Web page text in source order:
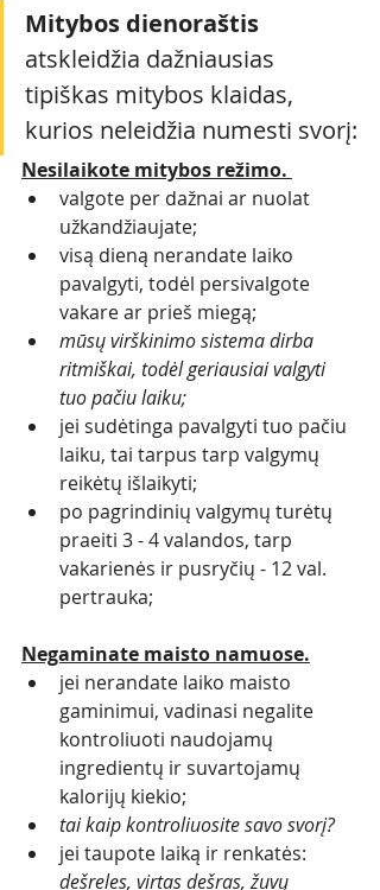
Mitybos dienoraštis
atskleidžia dažniausias
tipiškas mitybos klaidas,
kurios neleidžia numesti svorį:
Nesilaikote mitybos režimo.
valgote per dažnai ar nuolat
užkandžiaujate;
visą dieną nerandate laiko
pavalgyti, todėl persivalgote
vakare ar prieš miegą;
mūsų virškinimo sistema dirba
ritmiškai, todėl geriausiai valgyti
tuo pačiu laiku;
jei sudėtinga pavalgyti tuo pačiu
laiku, tai tarpus tarp valgymų
reikėtų išlaikyti;
po pagrindinių valgymų turėtų
praeiti 3 - 4 valandos, tarp
vakarienės ir pusryčių - 12 val.
pertrauka;
Negaminate maisto namuose.
jei nerandate laiko maisto
gaminimui, vadinasi negalite
kontroliuoti naudojamų
ingredientų ir suvartojamų
kalorijų kiekio;
tai kaip kontroliuosite savo svorį?
jei taupote laiką ir renkatės:
dešreles, virtas dešras, žuvų